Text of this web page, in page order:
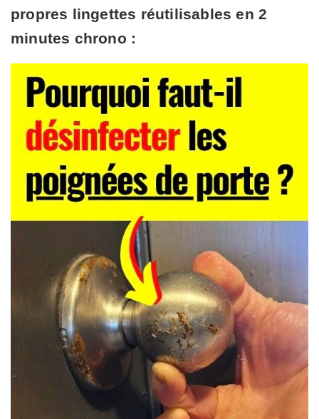
propres lingettes réutilisables en 2
minutes chrono :